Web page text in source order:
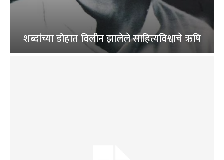
शब्दांच्या डोहात विलीन झालेले साहित्यविश्वाचे ऋषि